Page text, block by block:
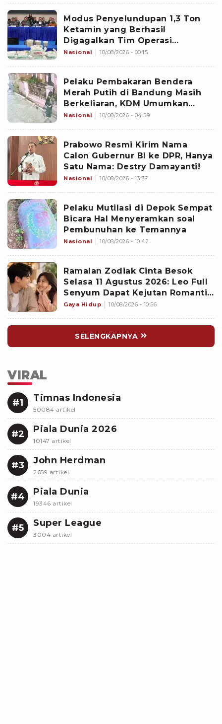
Modus Penyelundupan 1,3 Ton
Ketamin yang Berhasil
Digagalkan Tim Operasi
Gabungan di Perairan Natuna
Nasional 10/08/2026 - 00:15
Pelaku Pembakaran Bendera
Merah Putih di Bandung Masih
Berkeliaran, KDM Umumkan
Sayembara Berhadiah
Nasional 10/08/2026 - 04:59
Prabowo Resmi Kirim Nama
Calon Gubernur BI ke DPR, Hanya
Satu Nama: Destry Damayanti!
Nasional 10/08/2026 - 13:37
Pelaku Mutilasi di Depok Sempat
Bicara Hal Menyeramkan soal
Pembunuhan ke Temannya
Nasional 10/08/2026 - 10:42
Ramalan Zodiak Cinta Besok
Selasa 11 Agustus 2026: Leo Full
Senyum Dapat Kejutan Romantis,
Scorpio Waspada Ada Provokasi
Gaya Hidup 10/08/2026 - 10:56
SELENGKAPNYA
VIRAL
#1 Timnas Indonesia
50084 artikel
#2 Piala Dunia 2026
10147 artikel
#3 John Herdman
2659 artikel
#4 Piala Dunia
19346 artikel
#5 Super League
3004 artikel